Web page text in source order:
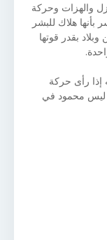
والهزات وحركة
هلاك للبشر
بقدر قوتها
إذا رأى حركة
ليس محمود في